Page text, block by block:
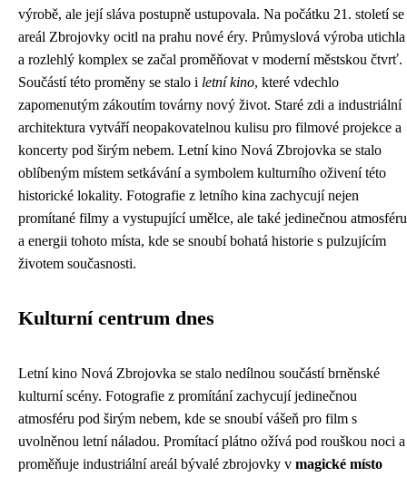
výrobě, ale její sláva postupně ustupovala. Na počátku 21. století se
areál Zbrojovky ocitl na prahu nové éry. Průmyslová výroba utichla
a rozlehlý komplex se začal proměňovat v moderní městskou čtvrť.
Součástí této proměny se stalo i letní kino, které vdechlo
zapomenutým zákoutím továrny nový život. Staré zdi a industriální
architektura vytváří neopakovatelnou kulisu pro filmové projekce a
koncerty pod širým nebem. Letní kino Nová Zbrojovka se stalo
oblíbeným místem setkávání a symbolem kulturního oživení této
historické lokality. Fotografie z letního kina zachycují nejen
promítané filmy a vystupující umělce, ale také jedinečnou atmosféru
a energii tohoto místa, kde se snoubí bohatá historie s pulzujícím
životem současnosti.
Kulturní centrum dnes
Letní kino Nová Zbrojovka se stalo nedílnou součástí brněnské
kulturní scény. Fotografie z promítání zachycují jedinečnou
atmosféru pod širým nebem, kde se snoubí vášeň pro film s
uvolněnou letní náladou. Promítací plátno ožívá pod rouškou noci a
proměňuje industriální areál bývalé zbrojovky v magické místo